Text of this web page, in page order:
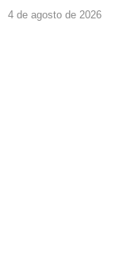
4 de agosto de 2026